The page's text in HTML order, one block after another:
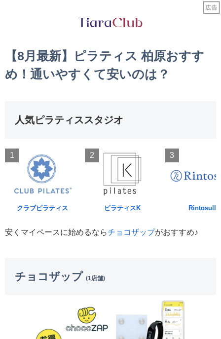
【8月最新】ピラティス 柏原おすす
め！通いやすくて安いのは？
人気ピラティススタジオ
1
クラブピラティス
2
ピラティスK
3
Rintosull
安くマイペースに始めるならチョコザップがおすすめ♪
チョコザップ (1店舗)